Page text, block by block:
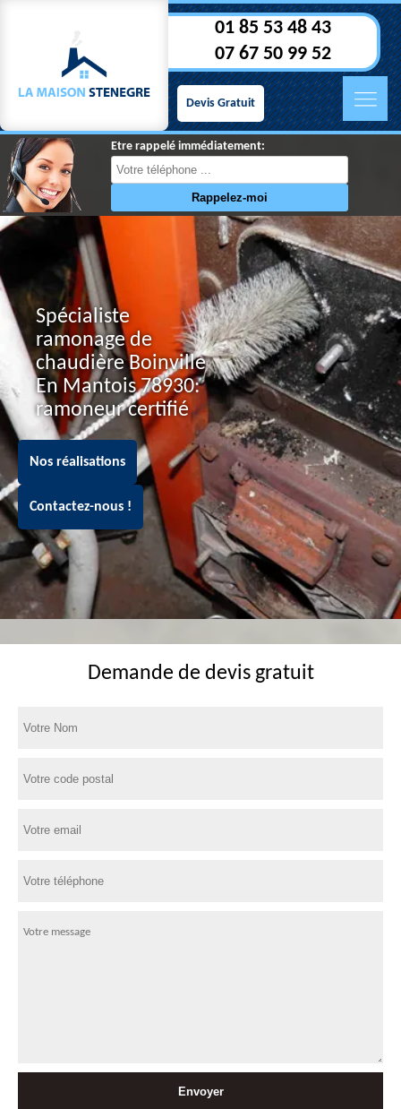
01 85 53 48 43
07 67 50 99 52
Devis Gratuit
Etre rappelé immédiatement:
Spécialiste
ramonage de
chaudière Boinville
En Mantois 78930:
ramoneur certifié
Nos réalisations
Contactez-nous !
Demande de devis gratuit